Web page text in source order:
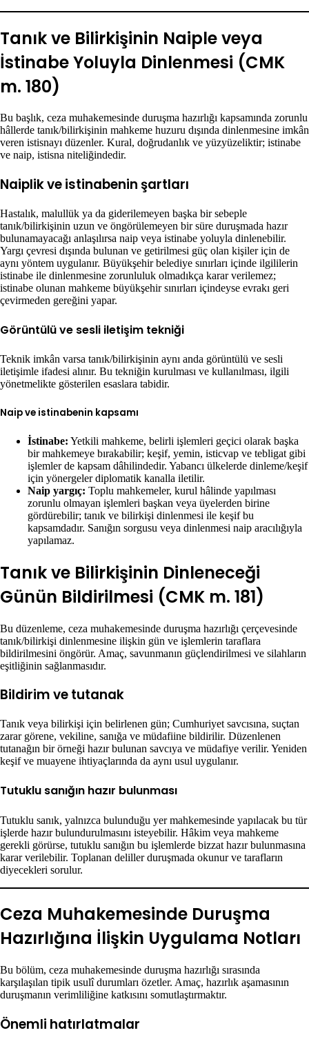
Tanık ve Bilirkişinin Naiple veya
İstinabe Yoluyla Dinlenmesi (CMK
m. 180)
Bu başlık, ceza muhakemesinde duruşma hazırlığı kapsamında zorunlu
hâllerde tanık/bilirkişinin mahkeme huzuru dışında dinlenmesine imkân
veren istisnayı düzenler. Kural, doğrudanlık ve yüzyüzeliktir; istinabe
ve naip, istisna niteliğindedir.
Naiplik ve istinabenin şartları
Hastalık, malullük ya da giderilemeyen başka bir sebeple
tanık/bilirkişinin uzun ve öngörülemeyen bir süre duruşmada hazır
bulunamayacağı anlaşılırsa naip veya istinabe yoluyla dinlenebilir.
Yargı çevresi dışında bulunan ve getirilmesi güç olan kişiler için de
aynı yöntem uygulanır. Büyükşehir belediye sınırları içinde ilgililerin
istinabe ile dinlenmesine zorunluluk olmadıkça karar verilemez;
istinabe olunan mahkeme büyükşehir sınırları içindeyse evrakı geri
çevirmeden gereğini yapar.
Görüntülü ve sesli iletişim tekniği
Teknik imkân varsa tanık/bilirkişinin aynı anda görüntülü ve sesli
iletişimle ifadesi alınır. Bu tekniğin kurulması ve kullanılması, ilgili
yönetmelikte gösterilen esaslara tabidir.
Naip ve istinabenin kapsamı
İstinabe: Yetkili mahkeme, belirli işlemleri geçici olarak başka
bir mahkemeye bırakabilir; keşif, yemin, isticvap ve tebligat gibi
işlemler de kapsam dâhilindedir. Yabancı ülkelerde dinleme/keşif
için yönergeler diplomatik kanalla iletilir.
Naip yargıç: Toplu mahkemeler, kurul hâlinde yapılması
zorunlu olmayan işlemleri başkan veya üyelerden birine
gördürebilir; tanık ve bilirkişi dinlenmesi ile keşif bu
kapsamdadır. Sanığın sorgusu veya dinlenmesi naip aracılığıyla
yapılamaz.
Tanık ve Bilirkişinin Dinleneceği
Günün Bildirilmesi (CMK m. 181)
Bu düzenleme, ceza muhakemesinde duruşma hazırlığı çerçevesinde
tanık/bilirkişi dinlenmesine ilişkin gün ve işlemlerin taraflara
bildirilmesini öngörür. Amaç, savunmanın güçlendirilmesi ve silahların
eşitliğinin sağlanmasıdır.
Bildirim ve tutanak
Tanık veya bilirkişi için belirlenen gün; Cumhuriyet savcısına, suçtan
zarar görene, vekiline, sanığa ve müdafiine bildirilir. Düzenlenen
tutanağın bir örneği hazır bulunan savcıya ve müdafiye verilir. Yeniden
keşif ve muayene ihtiyaçlarında da aynı usul uygulanır.
Tutuklu sanığın hazır bulunması
Tutuklu sanık, yalnızca bulunduğu yer mahkemesinde yapılacak bu tür
işlerde hazır bulundurulmasını isteyebilir. Hâkim veya mahkeme
gerekli görürse, tutuklu sanığın bu işlemlerde bizzat hazır bulunmasına
karar verilebilir. Toplanan deliller duruşmada okunur ve tarafların
diyecekleri sorulur.
Ceza Muhakemesinde Duruşma
Hazırlığına İlişkin Uygulama Notları
Bu bölüm, ceza muhakemesinde duruşma hazırlığı sırasında
karşılaşılan tipik usulî durumları özetler. Amaç, hazırlık aşamasının
duruşmanın verimliliğine katkısını somutlaştırmaktır.
Önemli hatırlatmalar